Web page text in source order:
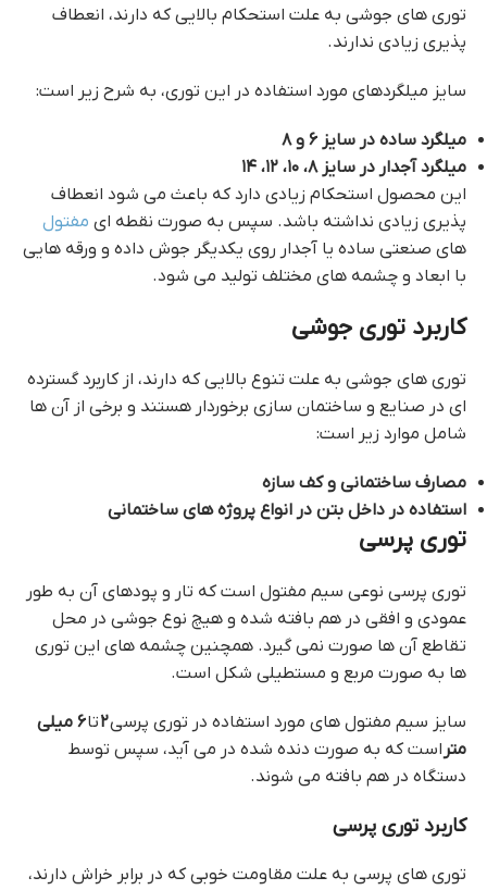
توری های جوشی به علت استحکام بالایی که دارند، انعطاف
پذیری زیادی ندارند.
سایز میلگردهای مورد استفاده در این توری، به شرح زیر است:
میلگرد ساده در سایز ۶ و ۸
میلگرد آجدار در سایز ۸، ۱۰، ۱۲، ۱۴
این محصول استحکام زیادی دارد که باعث می شود انعطاف
پذیری زیادی نداشته باشد. سپس به صورت نقطه ای مفتول
های صنعتی ساده یا آجدار روی یکدیگر جوش داده و ورقه هایی
با ابعاد و چشمه‌ های مختلف تولید می شود.
کاربرد توری جوشی
توری‌ های جوشی به علت تنوع بالایی که دارند، از کاربرد گسترده
ای در صنایع و ساختمان سازی برخوردار هستند و برخی از آن ها
شامل موارد زیر است:
مصارف ساختمانی و کف سازه
استفاده در داخل بتن در انواع پروژه های ساختمانی
توری پرسی
توری پرسی نوعی سیم مفتول است که تار و پودهای آن به طور
عمودی و افقی در هم بافته شده و هیچ نوع جوشی در محل
تقاطع آن ها صورت نمی‌ گیرد. همچنین چشمه های این توری
ها به صورت مربع و مستطیلی شکل است.
سایز سیم مفتول های مورد استفاده در توری پرسی۲تا
۶ میلی
متر است که به صورت دنده شده در می آید، سپس توسط
دستگاه در هم بافته می‌ شوند.
کاربرد توری پرسی
توری‌ های پرسی به علت مقاومت خوبی که در برابر خراش دارند،